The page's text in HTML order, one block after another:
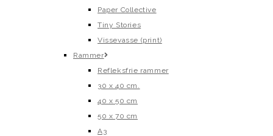
Paper Collective
Tiny Stories
Vissevasse (print)
Rammer
Refleksfrie rammer
30 x 40 cm.
40 x 50 cm
50 x 70 cm
A3